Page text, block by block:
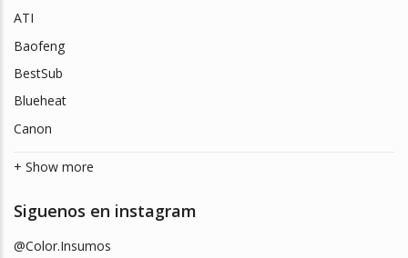
ATI
Baofeng
BestSub
Blueheat
Canon
+ Show more
Siguenos en instagram
@Color.Insumos